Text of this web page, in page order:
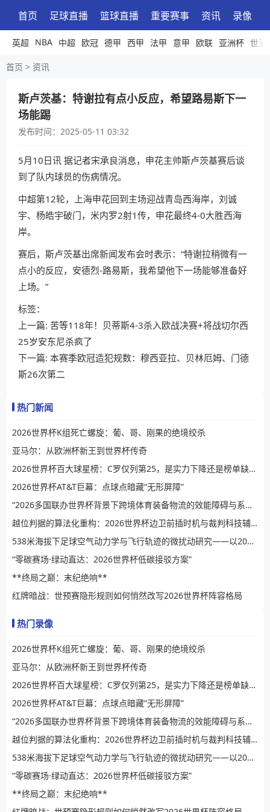
首页 足球直播 篮球直播 重要赛事 资讯 录像
英超 NBA 中超 欧冠 德甲 西甲 法甲 意甲 欧联 亚洲杯 世亚
首页 > 资讯
斯卢茨基：特谢拉有点小反应，希望路易斯下一
场能踢
发布时间： 2025-05-11 03:32
5月10日讯 据记者宋承良消息，申花主帅斯卢茨基赛后谈
到了队内球员的伤病情况。
中超第12轮，上海申花回到主场迎战青岛西海岸，刘诚
宇、杨皓宇破门，米内罗2射1传，申花最终4-0大胜西海
岸。
赛后，斯卢茨基出席新闻发布会时表示：“特谢拉稍微有一
点小的反应，安德烈-路易斯，我希望他下一场能够准备好
上场。”
标签：
上一篇: 苦等118年！贝蒂斯4-3杀入欧战决赛+将战切尔西
25岁安东尼杀疯了
下一篇: 本赛季欧冠造犯规数：穆西亚拉、贝林厄姆、门德
斯26次第二
热门新闻
2026世界杯K组死亡螺旋：葡、哥、刚果的绝境绞杀
亚马尔：从欧洲杯新王到世界杯传奇
2026世界杯百大球星榜：C罗仅列第25，是实力下降还是榜单缺乏公信力？
2026世界杯AT&T巨幕：点球点暗藏“无形屏障”
“2026多国联办世界杯背景下跨境体育装备物流的效能障碍与系统性提升路径”
越位判据的算法化重构：2026世界杯边卫前插时机与裁判科技辅助决策的演进逻辑
538米海拔下足球空气动力学与飞行轨迹的微扰动研究——以2026世界杯BBVA球场为例
“零碳赛场·绿动直达：2026世界杯低碳接驳方案”
**终局之巅：末纪绝响**
红牌暗战：世预赛隐形规则如何悄然改写2026世界杯阵容格局
热门录像
2026世界杯K组死亡螺旋：葡、哥、刚果的绝境绞杀
亚马尔：从欧洲杯新王到世界杯传奇
2026世界杯百大球星榜：C罗仅列第25，是实力下降还是榜单缺乏公信力？
2026世界杯AT&T巨幕：点球点暗藏“无形屏障”
“2026多国联办世界杯背景下跨境体育装备物流的效能障碍与系统性提升路径”
越位判据的算法化重构：2026世界杯边卫前插时机与裁判科技辅助决策的演进逻辑
538米海拔下足球空气动力学与飞行轨迹的微扰动研究——以2026世界杯BBVA球场为例
“零碳赛场·绿动直达：2026世界杯低碳接驳方案”
**终局之巅：末纪绝响**